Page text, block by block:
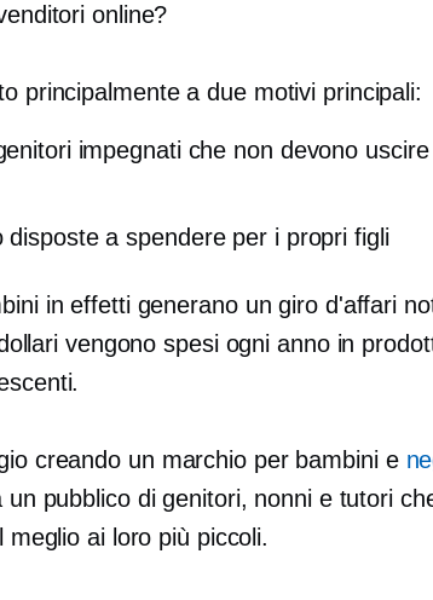
online?
principalmente a due motivi principali:
impegnati che non devono
disposte a spendere per i propri figli
in effetti generano un giro d'affari
vengono spesi ogni anno in
creando un marchio per bambini e
pubblico di genitori, nonni e tutori
ai loro più piccoli.